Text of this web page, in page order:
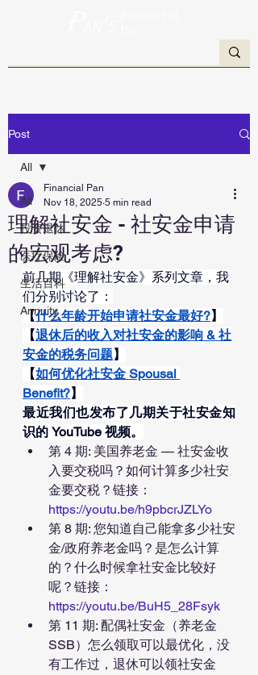
Post
All
投资退休
医疗保险
生活百科
Annuity
All
理解社安金 - 社安金申请
的宏观考虑?
Financial Pan
Nov 18, 2025 5 min read
前几期《理解社安金》系列文章，我
们分别讨论了：
【什么年龄开始申请社安金最好?】
【退休后的收入对社安金的影响 & 社
安金的税务问题】
【如何优化社安金 Spousal
Benefit?】
最近我们也发布了几期关于社安金知
识的 YouTube 视频。
第 4 期: 美国养老金 — 社安金收
入要交税吗？如何计算多少社安
金要交税？链接：
https://youtu.be/h9pbcrJZLYo
第 8 期: 您知道自己能拿多少社安
金/政府养老金吗？是怎么计算
的？什么时候拿社安金比较好
呢？链接：
https://youtu.be/BuH5_28Fsyk
第 11 期: 配偶社安金（养老金
SSB）怎么领取可以最优化，没
有工作过，退休可以领社安金